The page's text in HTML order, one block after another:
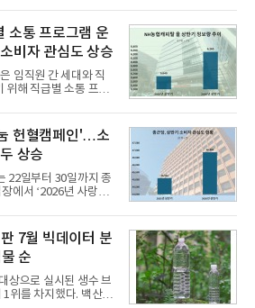
수’는 예상을 뛰어넘는
13일 첫 선을 보인 지
개를 돌파하는 성과를
이 전국의 닭한마리
의 육수 비율을 완성
깊은 닭육수에 마늘의
이 잘 배어들면서도 쫄
소통 프로그램 운
비자 관심도 상승
임직원 간 세대와 직
위해 직급별 소통 프로
NH농협캐피탈타워 22
다.이번 프로그램은 경
로이(e)＊가 공동 주관
장·주임(7.28), ▲과
직급별로 총 4회에 걸
는 NH농협캐피탈 MZ
율 참여조직으로, 조
헌혈캠페인'…소
상승
22일부터 30일까지 종
에서 ‘2026년 사랑나
으로 헌혈 참여가 줄어
에 기여하고 생명나눔
다.캠페인은 종근당 천
소 ▲종근당바이오 안
▲종근당건강 당진공장
장에서 릴레이 방식
임직원의 참여를 독
7월 빅데이터 분
순
상으로 실시된 생수 브
위를 차지했다. 백산수